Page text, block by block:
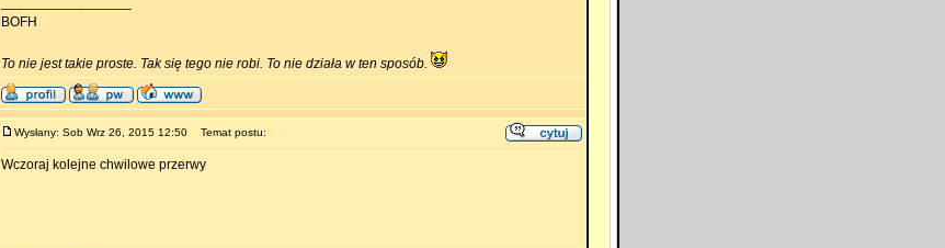
BOFH
To nie jest takie proste. Tak się tego nie robi. To nie działa w ten sposób.
Wysłany: Sob Wrz 26, 2015 12:50 Temat postu:
Wczoraj kolejne chwilowe przerwy